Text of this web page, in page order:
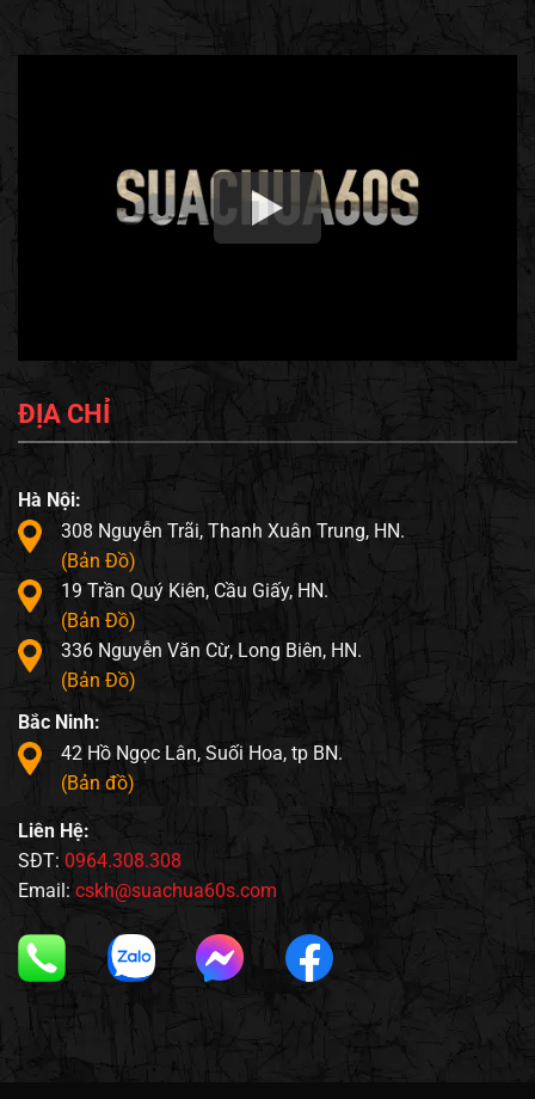
ĐỊA CHỈ
Hà Nội:
308 Nguyễn Trãi, Thanh Xuân Trung, HN.
(Bản Đồ)
19 Trần Quý Kiên, Cầu Giấy, HN.
(Bản Đồ)
336 Nguyễn Văn Cừ, Long Biên, HN.
(Bản Đồ)
Bắc Ninh:
42 Hồ Ngọc Lân, Suối Hoa, tp BN.
(Bản đồ)
Liên Hệ:
SĐT: 0964.308.308
Email: cskh@suachua60s.com